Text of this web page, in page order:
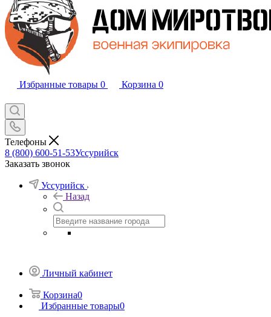
Избранные товары 0 Корзина 0
Телефоны
8 (800) 600-51-53Уссурийск
Заказать звонок
Уссурийск
Назад
Личный кабинет
Корзина0
Избранные товары0